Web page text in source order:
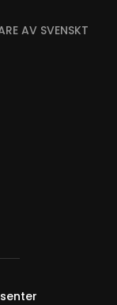
AV SVENSKT